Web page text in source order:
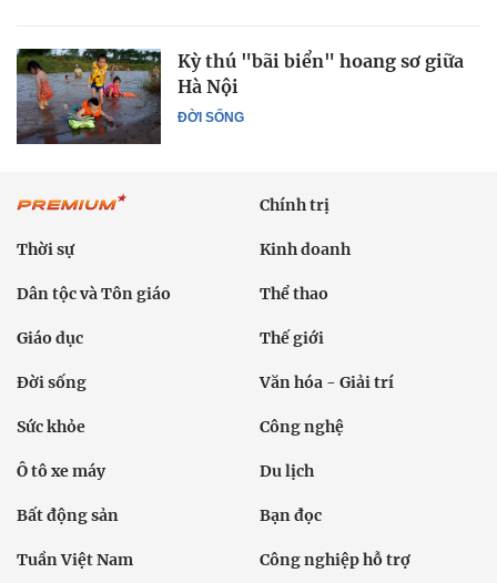
ĐỜI SỐNG
Kỳ thú "bãi biển" hoang sơ giữa
Hà Nội
Chính trị
Thời sự Kinh doanh
Dân tộc và Tôn giáo Thể thao
Giáo dục Thế giới
Đời sống Văn hóa - Giải trí
Sức khỏe Công nghệ
Ô tô xe máy Du lịch
Bất động sản Bạn đọc
Tuần Việt Nam Công nghiệp hỗ trợ